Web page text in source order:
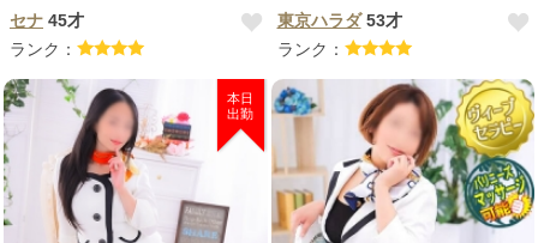
セナ 45才
ランク：
東京ハラダ53才
ランク：
本日
出勤